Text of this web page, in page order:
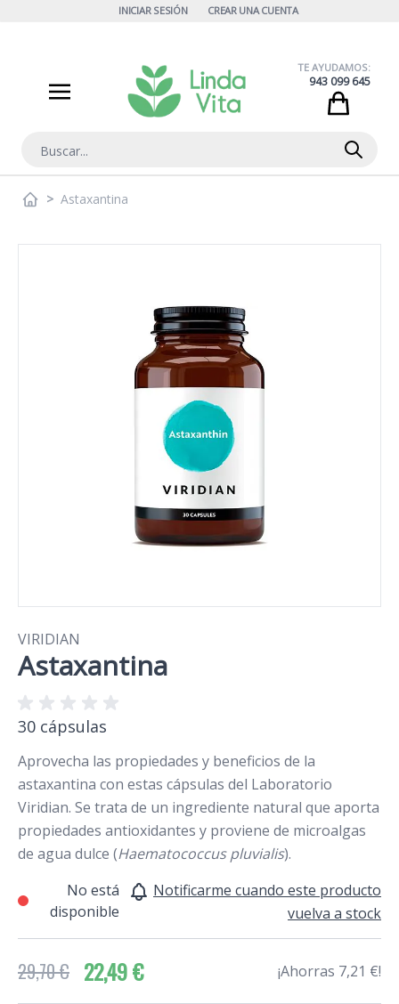
INICIAR SESIÓN CREAR UNA CUENTA
Buscar
TE AYUDAMOS:
943 099 645
> Astaxantina
VIRIDIAN
Astaxantina
30 cápsulas
Aprovecha las propiedades y beneficios de la
astaxantina con estas cápsulas del Laboratorio
Viridian. Se trata de un ingrediente natural que aporta
propiedades antioxidantes y proviene de microalgas
de agua dulce (Haematococcus pluvialis).
No está
disponible
Notificarme cuando este producto
vuelva a stock
29,70 € 22,49 € ¡Ahorras 7,21 €!